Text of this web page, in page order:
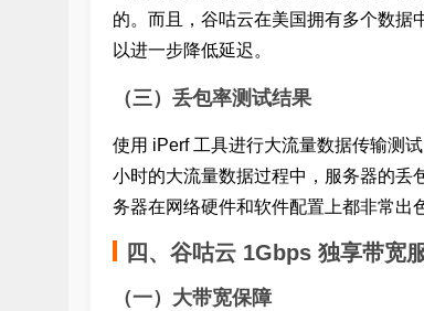
的。而且，谷咕云在美国拥有多个数据
以进一步降低延迟。
（三）丢包率测试结果
使用 iPerf 工具进行大流量数据传输测
小时的大流量数据过程中，服务器的丢
务器在网络硬件和软件配置上都非常出
四、谷咕云 1Gbps 独享带宽
（一）大带宽保障